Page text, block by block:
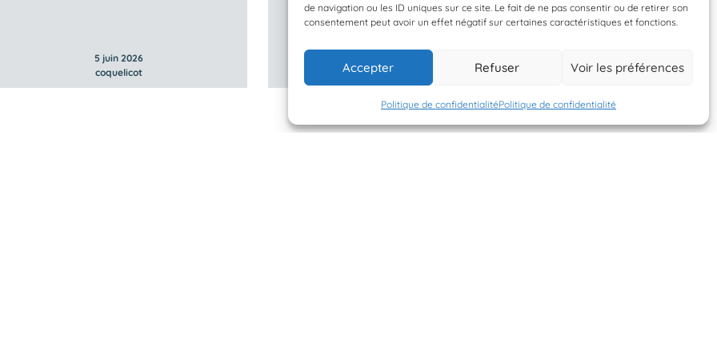
de navigation ou les ID uniques sur ce site. Le fait de ne pas consentir ou de retirer son
consentement peut avoir un effet négatif sur certaines caractéristiques et fonctions.
Accepter Refuser Voir les préférences
Politique de confidentialitéPolitique de confidentialité
5 juin 2026
coquelicot
coquelicot
coquelicot